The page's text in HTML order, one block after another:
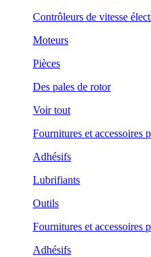
Contrôleurs de vitesse
Moteurs
Pièces
Des pales de rotor
Voir tout
Fournitures et accessoires
Adhésifs
Lubrifiants
Outils
Fournitures et accessoires
Adhésifs